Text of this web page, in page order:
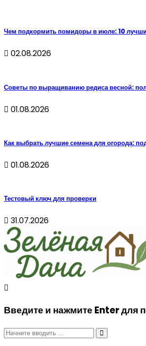
Чем подкормить помидоры в июле: 10
02.08.2026
Советы по выращиванию редиса весной:
01.08.2026
Как выбрать лучшие семена для огорода:
01.08.2026
Тестовый ключ для проверки
31.07.2026
Введите и нажмите Enter для